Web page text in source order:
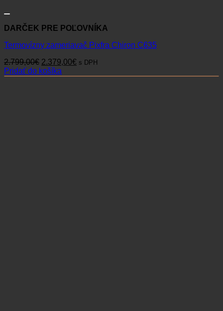
DARČEK PRE POĽOVNÍKA
Termovízny zameriavač Pixfra Chiron C635
2.799,00€ Pôvodná
cena
bola:
2.379,00€ Aktuálna
je:
s DPH
Pridať do košíka